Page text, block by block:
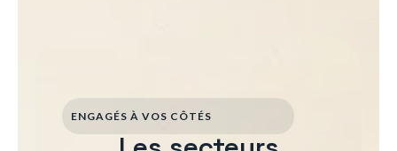
ENGAGÉS À VOS CÔTÉS